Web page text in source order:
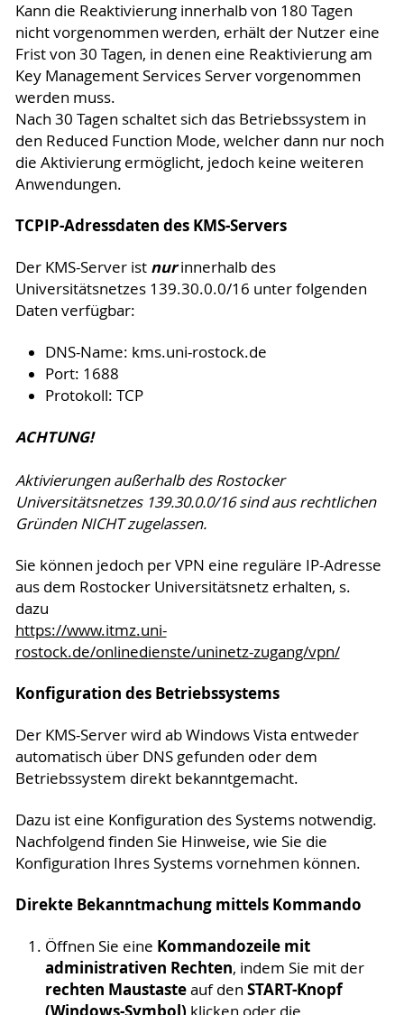
Kann die Reaktivierung innerhalb von 180 Tagen
nicht vorgenommen werden, erhält der Nutzer eine
Frist von 30 Tagen, in denen eine Reaktivierung am
Key Management Services Server vorgenommen
werden muss.
Nach 30 Tagen schaltet sich das Betriebssystem in
den Reduced Function Mode, welcher dann nur noch
die Aktivierung ermöglicht, jedoch keine weiteren
Anwendungen.
TCPIP-Adressdaten des KMS-Servers
Der KMS-Server ist nurinnerhalb des
Universitätsnetzes 139.30.0.0/16 unter folgenden
Daten verfügbar:
DNS-Name: kms.uni-rostock.de
Port: 1688
Protokoll: TCP
ACHTUNG!
Aktivierungen außerhalb des Rostocker
Universitätsnetzes 139.30.0.0/16 sind aus rechtlichen
Gründen NICHT zugelassen.
Sie können jedoch per VPN eine reguläre IP-Adresse
aus dem Rostocker Universitätsnetz erhalten, s.
dazu
https://www.itmz.uni-
rostock.de/onlinedienste/uninetz-zugang/vpn/
Konfiguration des Betriebssystems
Der KMS-Server wird ab Windows Vista entweder
automatisch über DNS gefunden oder dem
Betriebssystem direkt bekanntgemacht.
Dazu ist eine Konfiguration des Systems notwendig.
Nachfolgend finden Sie Hinweise, wie Sie die
Konfiguration Ihres Systems vornehmen können.
Direkte Bekanntmachung mittels Kommando
Öffnen Sie eine Kommandozeile mit
administrativen Rechten, indem Sie mit der
rechten Maustasteauf den START-Knopf